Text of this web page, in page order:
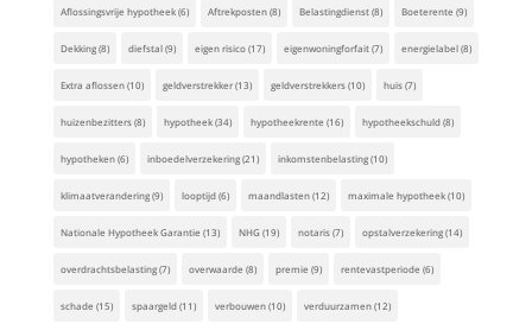
Aflossingsvrije hypotheek(6) Aftrekposten(8) Belastingdienst(8) Boeterente (9)
Dekking(8) diefstal(9) eigen risico(17) eigenwoningforfait(7) energielabel(8)
Extra aflossen(10) geldverstrekker(13) geldverstrekkers(10) huis(7)
huizenbezitters(8) hypotheek(34) hypotheekrente (16) hypotheekschuld(8)
hypotheken(6) inboedelverzekering(21) inkomstenbelasting(10)
klimaatverandering(9) looptijd(6) maandlasten(12) maximale hypotheek(10)
Nationale Hypotheek Garantie (13) NHG(19) notaris(7) opstalverzekering(14)
overdrachtsbelasting(7) overwaarde (8) premie (9) rentevastperiode (6)
schade (15) spaargeld(11) verbouwen(10) verduurzamen(12)